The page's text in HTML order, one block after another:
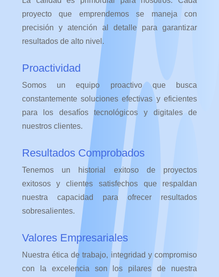
proyecto que emprendemos se maneja con
precisión y atención al detalle para garantizar
resultados de alto nivel.
Proactividad
Somos un equipo proactivo que busca
constantemente soluciones efectivas y eficientes
para los desafíos tecnológicos y digitales de
nuestros clientes.
Resultados Comprobados
Tenemos un historial exitoso de proyectos
exitosos y clientes satisfechos que respaldan
nuestra capacidad para ofrecer resultados
sobresalientes.
Valores Empresariales
Nuestra ética de trabajo, integridad y compromiso
con la excelencia son los pilares de nuestra